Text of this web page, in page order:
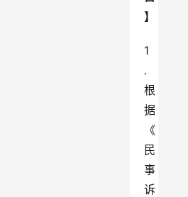
】
1
.
根
据
《
民
事
诉